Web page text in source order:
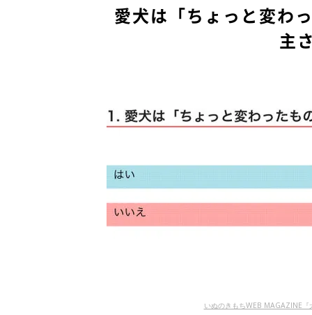
愛犬は「ちょっと変わ
主
いぬのきもちWEB MAGAZINE